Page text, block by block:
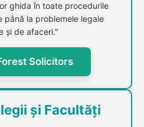
ghida în toate procedurile
până la problemele legale
și de afaceri."
Solicitors
și Facultăți